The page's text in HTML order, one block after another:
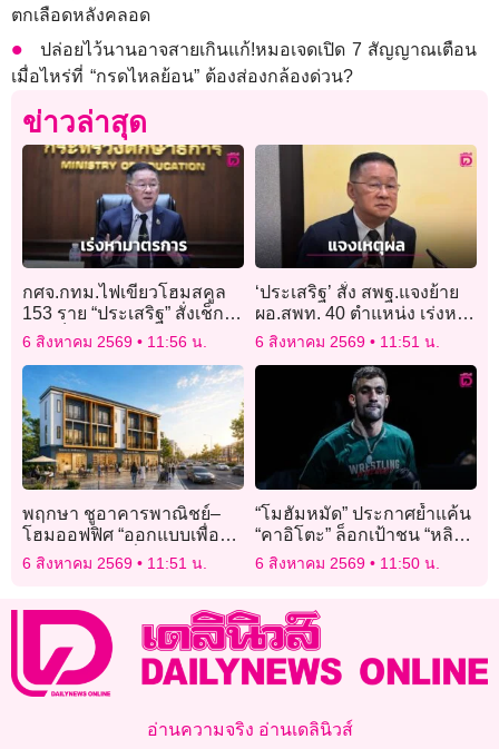
ตกเลือดหลังคลอด
ปล่อยไว้นานอาจสายเกินแก้!หมอเจดเปิด 7 สัญญาณเตือน
เมื่อไหร่ที่ “กรดไหลย้อน” ต้องส่องกล้องด่วน?
ข่าวล่าสุด
กศจ.กทม.ไฟเขียวโฮมสคูล
153 ราย “ประเสริฐ” สั่งเช็ก
เหตุเด็กหายจากโรงเรียน
6 สิงหาคม 2569 11:56 น.
‘ประเสริฐ’ สั่ง สพฐ.แจงย้าย
ผอ.สพท. 40 ตำแหน่ง เร่งหา
ทางเยียวยาผู้ได้รับผลกระทบ
6 สิงหาคม 2569 11:51 น.
พฤกษา ชูอาคารพาณิชย์–
โฮมออฟฟิศ “ออกแบบเพื่อ
ธุรกิจ ใช้งานเพื่อชีวิต” คัด
6 สิงหาคม 2569 11:51 น.
“โมฮัมหมัด” ประกาศย้ำแค้น
“คาอิโตะ” ล็อกเป้าชน “หลิว
เมิงหยาง”
6 สิงหาคม 2569 11:50 น.
อ่านความจริง อ่านเดลินิวส์